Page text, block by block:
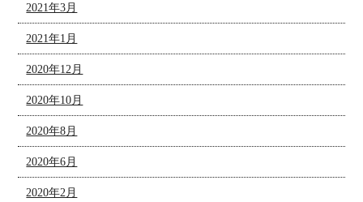
2021年3月
2021年1月
2020年12月
2020年10月
2020年8月
2020年6月
2020年2月